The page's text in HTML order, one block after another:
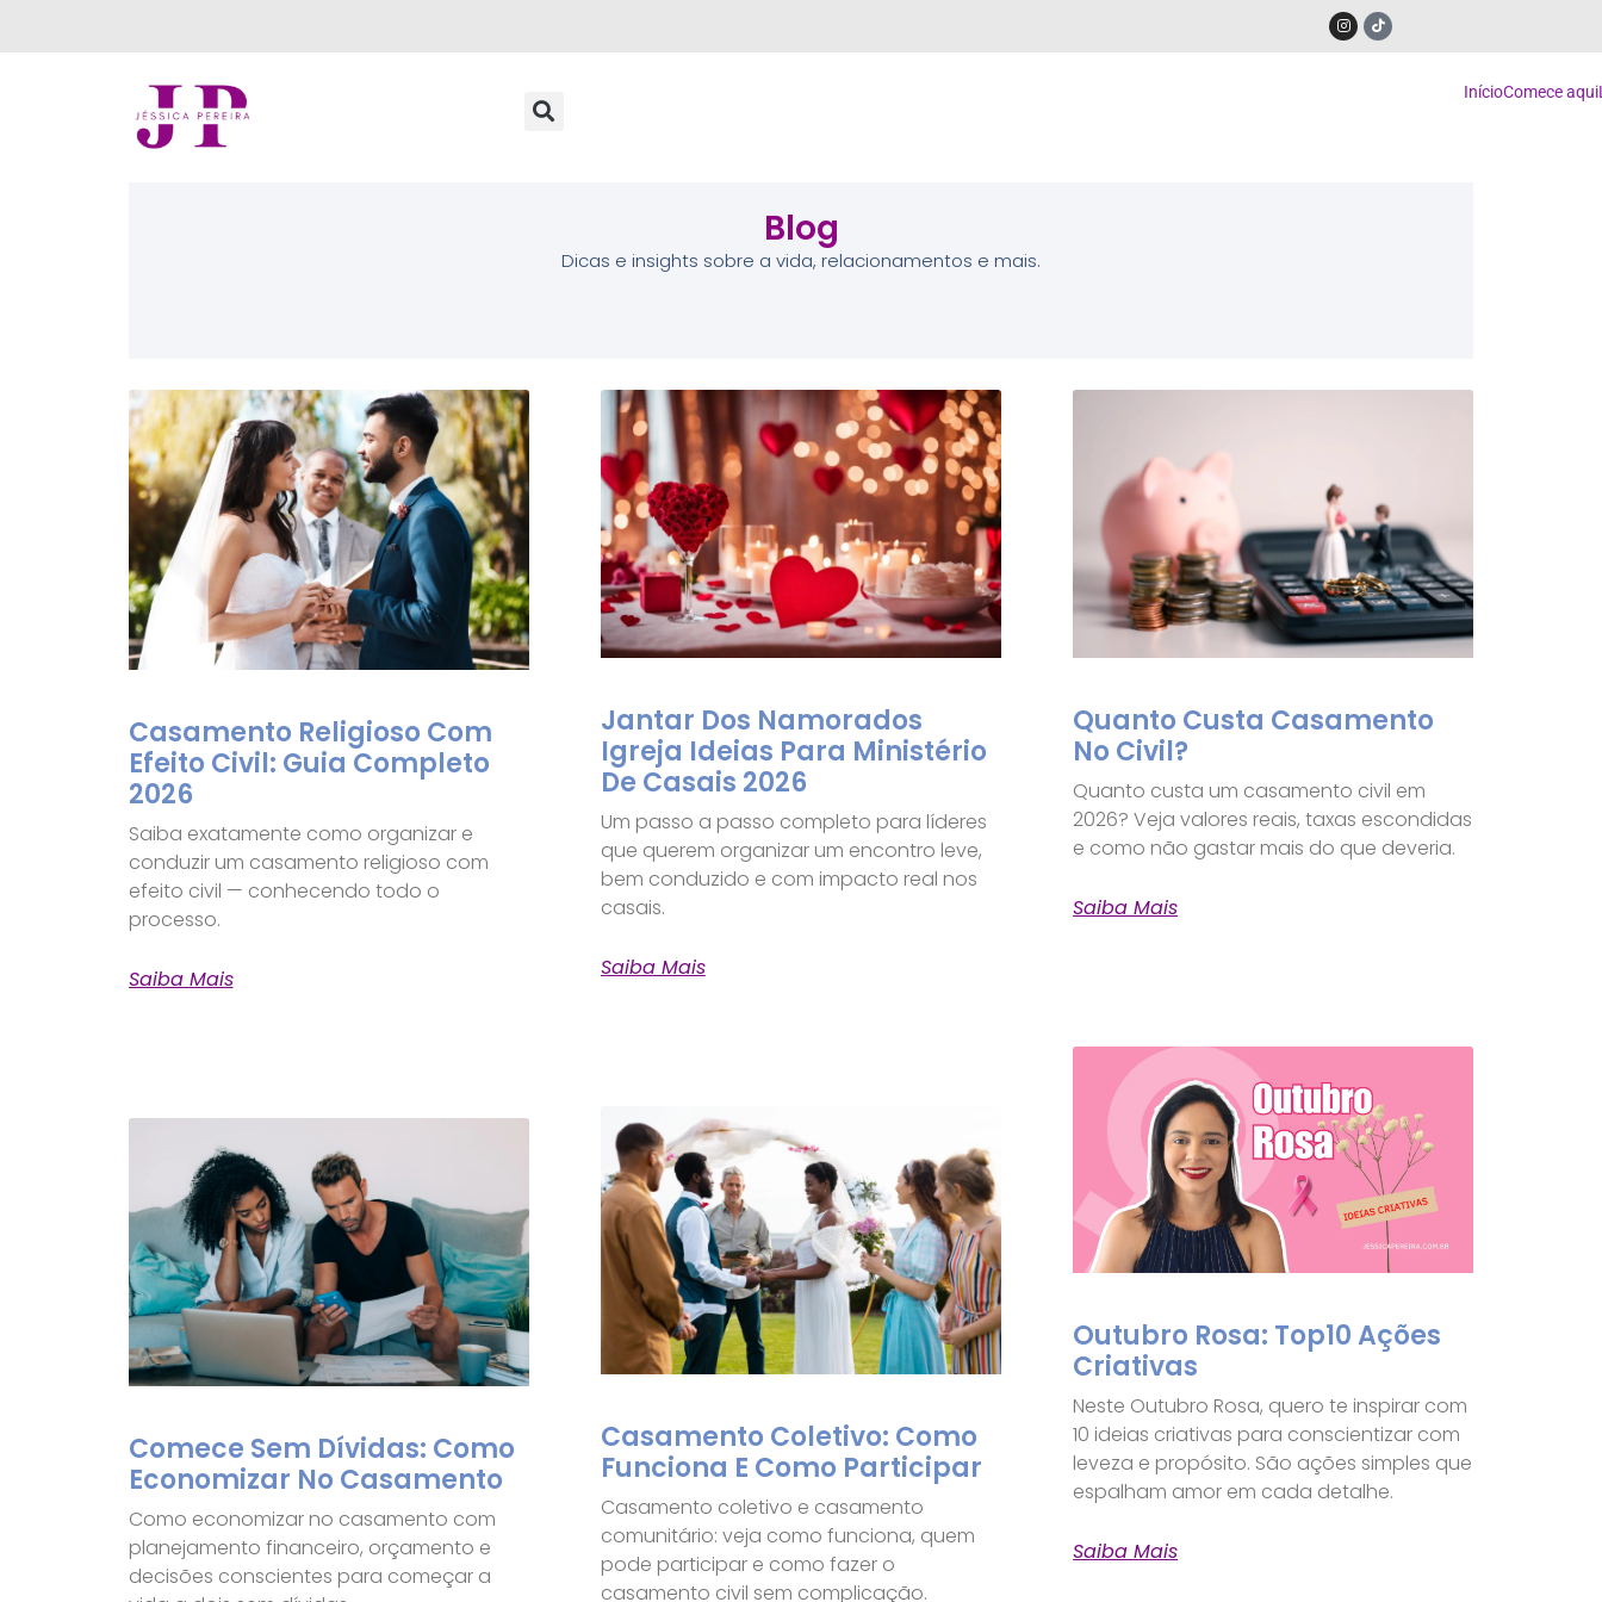
InícioComece aqui
Blog
Dicas e insights sobre a vida, relacionamentos e mais.
Casamento Religioso Com
Efeito Civil: Guia Completo
2026
Saiba exatamente como organizar e
conduzir um casamento religioso com
efeito civil — conhecendo todo o
processo.
Saiba Mais
Jantar Dos Namorados
Igreja Ideias Para Ministério
De Casais 2026
Um passo a passo completo para líderes
que querem organizar um encontro leve,
bem conduzido e com impacto real nos
casais.
Saiba Mais
Quanto Custa Casamento
No Civil?
Quanto custa um casamento civil em
2026? Veja valores reais, taxas escondidas
e como não gastar mais do que deveria.
Saiba Mais
Comece Sem Dívidas: Como
Economizar No Casamento
Como economizar no casamento com
planejamento financeiro, orçamento e
decisões conscientes para começar a
Casamento Coletivo: Como
Funciona E Como Participar
Casamento coletivo e casamento
comunitário: veja como funciona, quem
pode participar e como fazer o
casamento civil sem complicação.
Outubro Rosa: Top10 Ações
Criativas
Neste Outubro Rosa, quero te inspirar com
10 ideias criativas para conscientizar com
leveza e propósito. São ações simples que
espalham amor em cada detalhe.
Saiba Mais